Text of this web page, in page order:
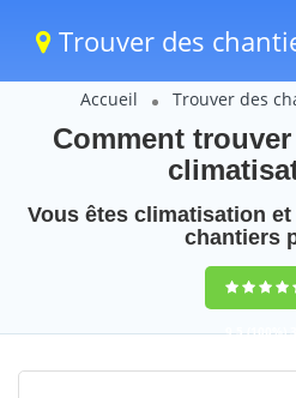
Trouver des
Accueil Trouver des
Comment
Vous êtes climatisation
chantiers
9,5(100%)
votes